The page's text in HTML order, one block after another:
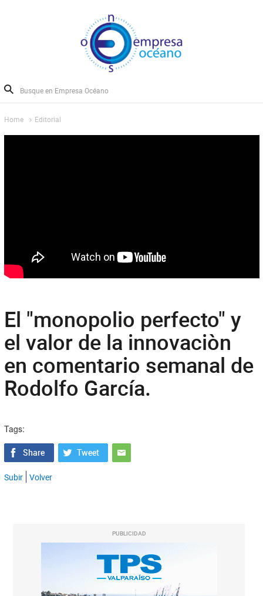
Home Editorial
El "monopolio perfecto" y
el valor de la innovaciòn
en comentario semanal de
Rodolfo García.
Tags:
Subir Volver
PUBLICIDAD